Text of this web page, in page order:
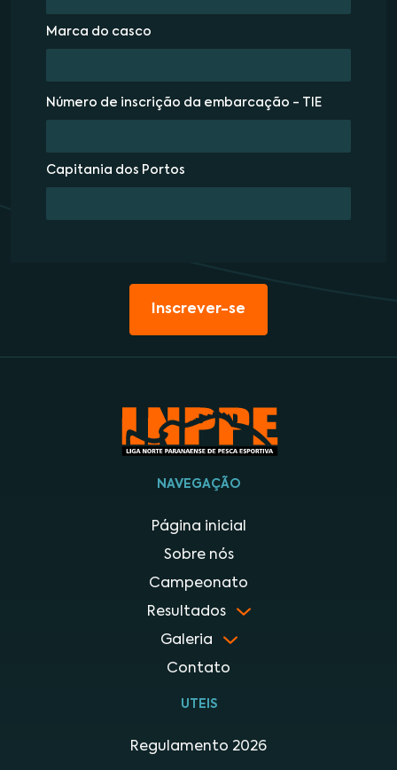
Marca do casco
Número de inscrição da embarcação - TIE
Capitania dos Portos
Inscrever-se
NAVEGAÇÃO
Página inicial
Sobre nós
Campeonato
Resultados
Galeria
Contato
UTEIS
Regulamento 2026